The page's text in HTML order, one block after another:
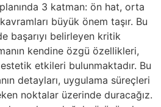
3 katman: ön hat, orta
büyük önem taşır. Bu
başarıyı belirleyen kritik
kendine özgü özellikleri,
etkileri bulunmaktadır. Bu
detayları, uygulama süreçleri
noktalar üzerinde duracağız.